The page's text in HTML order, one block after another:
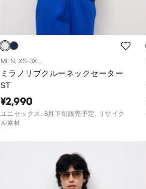
MEN, XS-3XL
ミラノリブクルーネックセーター
ST
¥2,990
ユニセックス, 8月下旬販売予定, リサイク
ル素材